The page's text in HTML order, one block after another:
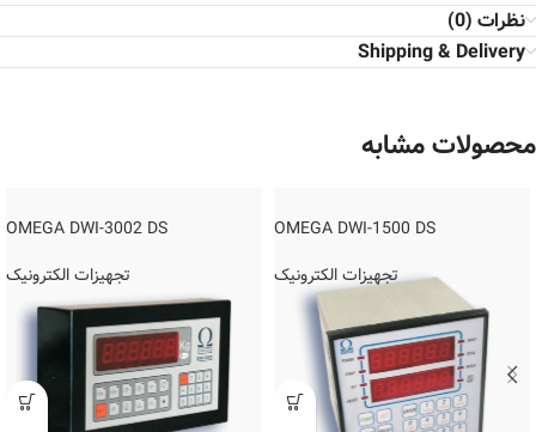
نظرات (0)
Shipping & Delivery
محصولات مشابه
OMEGA DWI-1500 DS
تجهیزات الکترونیک
OMEGA DWI-3002 DS
تجهیزات الکترونیک